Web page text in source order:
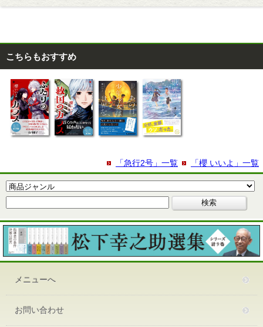
こちらもおすすめ
「櫻 いいよ」一覧
「急行2号」一覧
メニューへ
お問い合わせ